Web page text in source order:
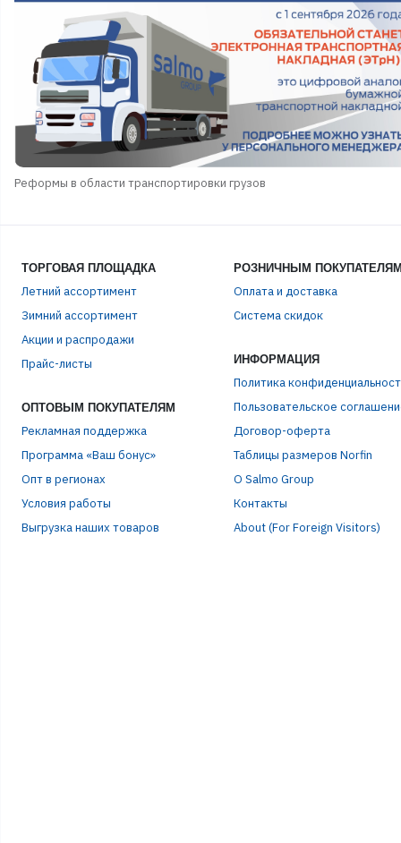
Реформы в области транспортировки грузов
ТОРГОВАЯ ПЛОЩАДКА
Летний ассортимент
Зимний ассортимент
Акции и распродажи
Прайс-листы
ОПТОВЫМ ПОКУПАТЕЛЯМ
Рекламная поддержка
Программа «Ваш бонус»
Опт в регионах
Условия работы
Выгрузка наших товаров
РОЗНИЧНЫМ
Оплата и доставка
Система скидок
ИНФОРМАЦИЯ
Политика
Пользовательское
Договор-оферта
Таблицы размеров Norfin
О Salmo Group
Контакты
About (For Foreign Visitors)